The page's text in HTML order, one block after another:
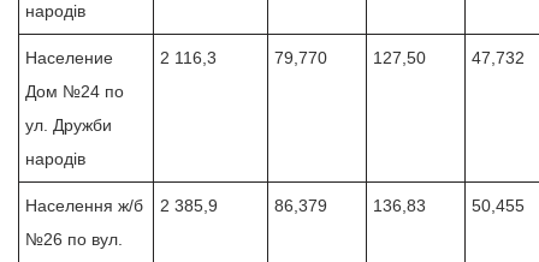
народів
Население
Дом №24 по
ул. Дружби
народів
2 116,3 79,770 127,50 47,732
Населення ж/б
№26 по вул.
2 385,9 86,379 136,83 50,455